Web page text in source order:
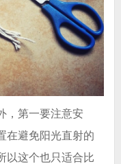
，第一要注意安
在避免阳光直射的
以这个也只适合比